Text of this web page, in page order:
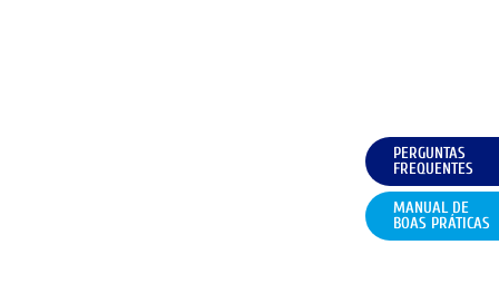
PERGUNTAS
FREQUENTES
MANUAL DE
BOAS PRÁTICAS